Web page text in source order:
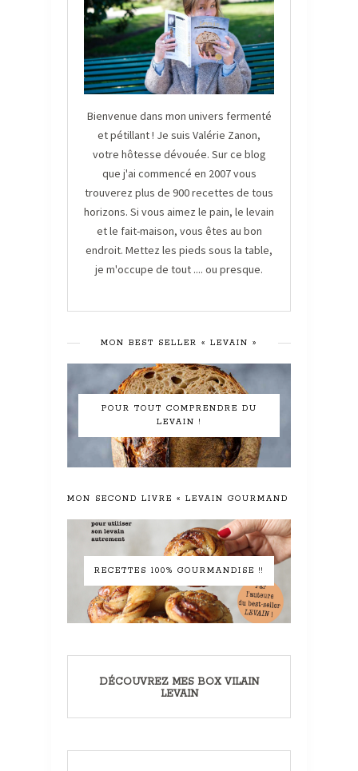
Bienvenue dans mon univers fermenté
et pétillant ! Je suis Valérie Zanon,
votre hôtesse dévouée. Sur ce blog
que j'ai commencé en 2007 vous
trouverez plus de 900 recettes de tous
horizons. Si vous aimez le pain, le levain
et le fait-maison, vous êtes au bon
endroit. Mettez les pieds sous la table,
je m'occupe de tout .... ou presque.
MON BEST SELLER « LEVAIN »
POUR TOUT COMPRENDRE DU
LEVAIN !
MON SECOND LIVRE « LEVAIN GOURMAND »
RECETTES 100% GOURMANDISE !!
DÉCOUVREZ MES BOX VILAIN
LEVAIN